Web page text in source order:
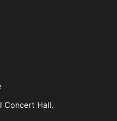
Concert Hall.